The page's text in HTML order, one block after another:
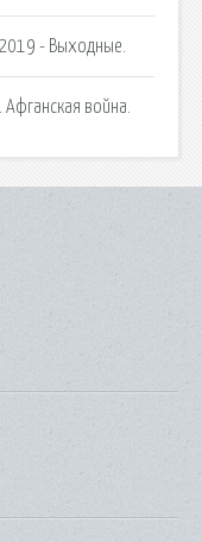
2019 - Выходные.
война.